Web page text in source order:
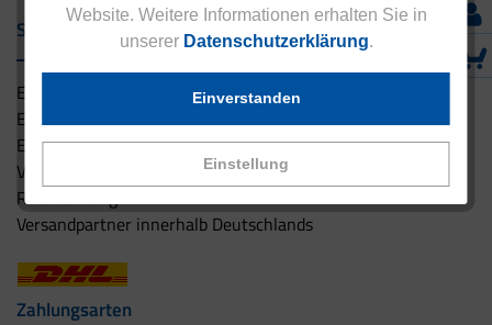
Website. Weitere Informationen erhalten Sie in
unserer Datenschutzerklärung.
Einstellung
Einverstanden
Service & Versand
Eucell Gesundheitsservice
Eucell Ernährungscoach
Eucell Fitness Coach
Versandbedingungen
Rücksendung
Versandpartner innerhalb Deutschlands
Zahlungsarten